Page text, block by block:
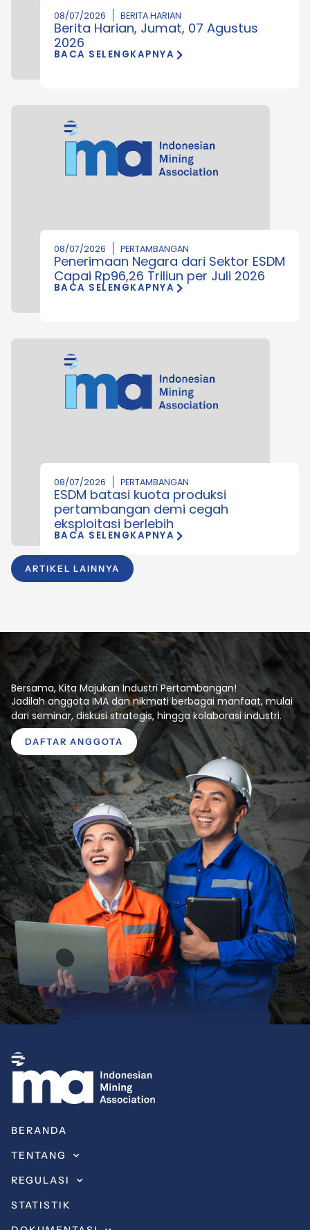
ARTIKEL LAINNYA
08/07/2026 BERITA HARIAN
Berita Harian, Jumat, 07 Agustus
2026
BACA SELENGKAPNYA
08/07/2026 PERTAMBANGAN
Penerimaan Negara dari Sektor ESDM
Capai Rp96,26 Triliun per Juli 2026
BACA SELENGKAPNYA
08/07/2026 PERTAMBANGAN
ESDM batasi kuota produksi
pertambangan demi cegah
eksploitasi berlebih
BACA SELENGKAPNYA
Bersama, Kita Majukan Industri Pertambangan!
Jadilah anggota IMA dan nikmati berbagai manfaat, mulai
dari seminar, diskusi strategis, hingga kolaborasi industri.
DAFTAR ANGGOTA
BERANDA
TENTANG
REGULASI
STATISTIK